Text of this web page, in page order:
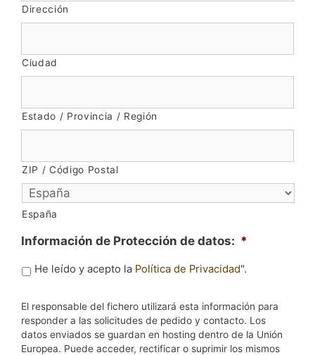
Dirección
Ciudad
Estado / Provincia / Región
ZIP / Código Postal
España
Información de Protección de datos: *
He leído y acepto la Política de Privacidad".
El responsable del fichero utilizará esta información para
responder a las solicitudes de pedido y contacto. Los
datos enviados se guardan en hosting dentro de la Unión
Europea. Puede acceder, rectificar o suprimir los mismos